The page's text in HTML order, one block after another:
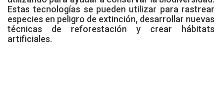
Estas tecnologías se pueden utilizar para rastrear
especies en peligro de extinción, desarrollar nuevas
técnicas de reforestación y crear hábitats
artificiales.